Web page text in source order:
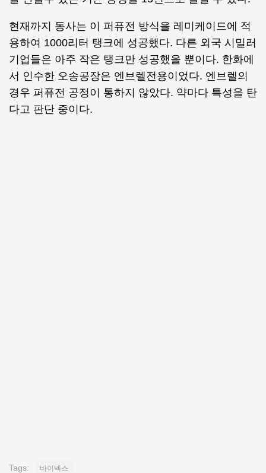
현재까지 동사는 이 퍼퓨전 방식을 레미케이드에 적
용하여 1000리터 탱크에 성공했다. 다른 외국 시밀러
기업들은 아주 작은 탱크만 성공했을 뿐이다. 한화에
서 인수한 오송공장은 엔브렐전용이었다. 엔브렐의
경우 퍼퓨전 공정이 통하지 않았다. 약마다 특성을 탄
다고 판단 중이다.
Tags: 바이넥스